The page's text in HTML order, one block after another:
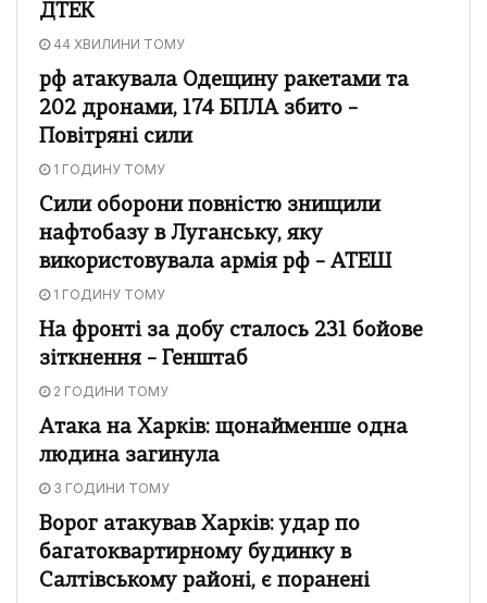
ДТЕК
44 ХВИЛИНИ ТОМУ
рф атакувала Одещину ракетами та
202 дронами, 174 БПЛА збито –
Повітряні сили
1 ГОДИНУ ТОМУ
Сили оборони повністю знищили
нафтобазу в Луганську, яку
використовувала армія рф – АТЕШ
1 ГОДИНУ ТОМУ
На фронті за добу сталось 231 бойове
зіткнення – Генштаб
2 ГОДИНИ ТОМУ
Атака на Харків: щонайменше одна
людина загинула
3 ГОДИНИ ТОМУ
Ворог атакував Харків: удар по
багатоквартирному будинку в
Салтівському районі, є поранені